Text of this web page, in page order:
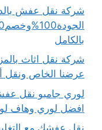
شركة نقل عفش
بالكامل
عرضنا الخاص ونقل
افضل لوري وهاف